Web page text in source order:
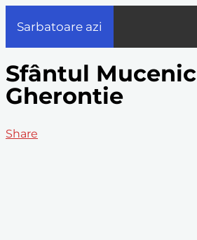
Sarbatoare azi
Sfântul Mucenic
Gherontie
Share